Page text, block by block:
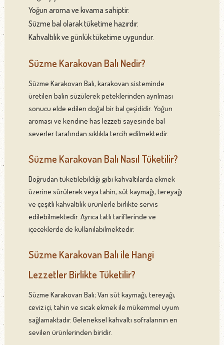
Yoğun aroma ve kıvama sahiptir.
Süzme bal olarak tüketime hazırdır.
Kahvaltılık ve günlük tüketime uygundur.
Süzme Karakovan Balı Nedir?
Süzme Karakovan Balı, karakovan sisteminde
üretilen balın süzülerek peteklerinden ayrılması
sonucu elde edilen doğal bir bal çeşididir. Yoğun
aroması ve kendine has lezzeti sayesinde bal
severler tarafından sıklıkla tercih edilmektedir.
Süzme Karakovan Balı Nasıl Tüketilir?
Doğrudan tüketilebildiği gibi kahvaltılarda ekmek
üzerine sürülerek veya tahin, süt kaymağı, tereyağı
ve çeşitli kahvaltılık ürünlerle birlikte servis
edilebilmektedir. Ayrıca tatlı tariflerinde ve
içeceklerde de kullanılabilmektedir.
Süzme Karakovan Balı ile Hangi
Lezzetler Birlikte Tüketilir?
Süzme Karakovan Balı; Van süt kaymağı, tereyağı,
ceviz içi, tahin ve sıcak ekmek ile mükemmel uyum
sağlamaktadır. Geleneksel kahvaltı sofralarının en
sevilen ürünlerinden biridir.